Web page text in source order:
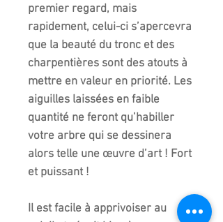
premier regard, mais
rapidement, celui-ci s’apercevra
que la beauté du tronc et des
charpentières sont des atouts à
mettre en valeur en priorité. Les
aiguilles laissées en faible
quantité ne feront qu’habiller
votre arbre qui se dessinera
alors telle une œuvre d’art ! Fort
et puissant !
Il est facile à apprivoiser au